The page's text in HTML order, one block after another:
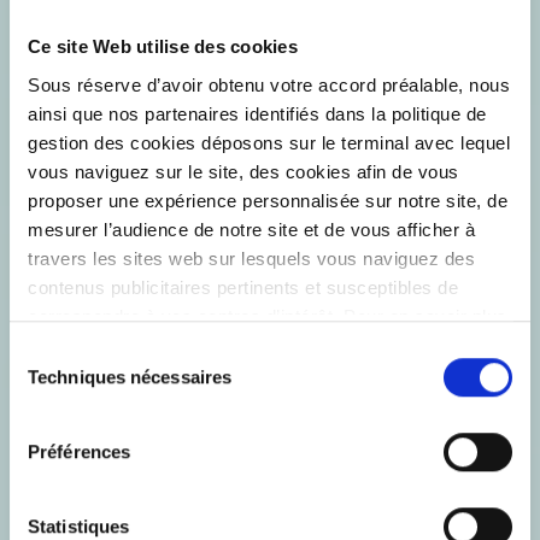
Ce site Web utilise des cookies
Sous réserve d’avoir obtenu votre accord préalable, nous
ainsi que nos partenaires identifiés dans la politique de
gestion des cookies déposons sur le terminal avec lequel
vous naviguez sur le site, des cookies afin de vous
proposer une expérience personnalisée sur notre site, de
mesurer l’audience de notre site et de vous afficher à
travers les sites web sur lesquels vous naviguez des
contenus publicitaires pertinents et susceptibles de
correspondre à vos centres d’intérêt. Pour en savoir plus,
détails" et/ou consulter notre
Politique de gestion des
. Pour accepter ou refuser tous les cookies,
pouvez également paramétrer vos choix finalité par
souhaitez accepter en cliquant sur le bouton ci-dessous,
Techniques nécessaires
Préférences
Statistiques